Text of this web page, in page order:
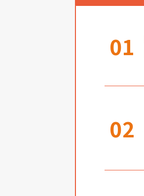
01
02